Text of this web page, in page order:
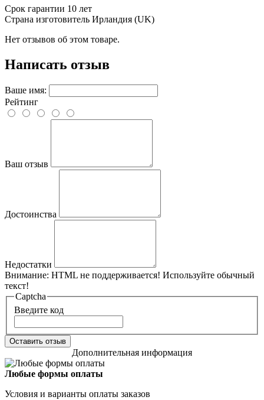
Срок гарантии 10 лет
Страна изготовитель Ирландия (UK)
Нет отзывов об этом товаре.
Написать отзыв
Ваше имя:
Рейтинг
Ваш отзыв
Достоинства
Недостатки
Внимание: HTML не поддерживается! Используйте обычный
текст!
Captcha
Введите код
Оставить отзыв
Дополнительная информация
Любые формы оплаты
Условия и варианты оплаты заказов